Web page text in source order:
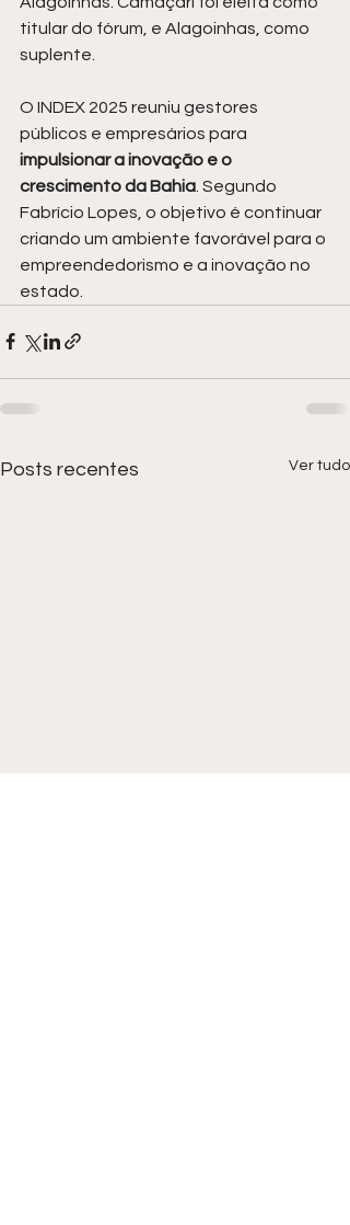
titular do fórum, e Alagoinhas, como
suplente.
O INDEX 2025 reuniu gestores
públicos e empresários para
impulsionar a inovação e o
crescimento da Bahia . Segundo
Fabrício Lopes, o objetivo é continuar
criando um ambiente favorável para o
empreendedorismo e a inovação no
estado.
Posts recentes Ver tudo